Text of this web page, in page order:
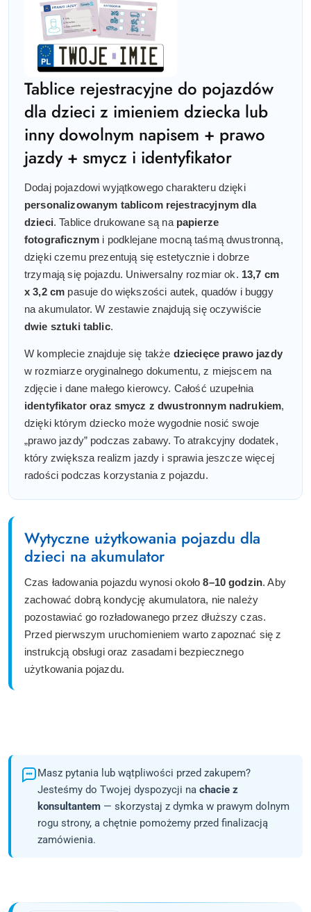
Tablice rejestracyjne do pojazdów
dla dzieci z imieniem dziecka lub
inny dowolnym napisem + prawo
jazdy + smycz i identyfikator
Dodaj pojazdowi wyjątkowego charakteru dzięki
personalizowanym tablicom rejestracyjnym dla
dzieci. Tablice drukowane są na papierze
fotograficznym i podklejane mocną taśmą dwustronną,
dzięki czemu prezentują się estetycznie i dobrze
trzymają się pojazdu. Uniwersalny rozmiar ok. 13,7 cm
x 3,2 cm pasuje do większości autek, quadów i buggy
na akumulator. W zestawie znajdują się oczywiście
dwie sztuki tablic.
W komplecie znajduje się także dziecięce prawo jazdy
w rozmiarze oryginalnego dokumentu, z miejscem na
zdjęcie i dane małego kierowcy. Całość uzupełnia
identyfikator oraz smycz z dwustronnym nadrukiem,
dzięki którym dziecko może wygodnie nosić swoje
„prawo jazdy” podczas zabawy. To atrakcyjny dodatek,
który zwiększa realizm jazdy i sprawia jeszcze więcej
radości podczas korzystania z pojazdu.
Wytyczne użytkowania pojazdu dla
dzieci na akumulator
Czas ładowania pojazdu wynosi około8–10 godzin. Aby
zachować dobrą kondycję akumulatora, nie należy
pozostawiać go rozładowanego przez dłuższy czas.
Przed pierwszym uruchomieniem warto zapoznać się z
instrukcją obsługi oraz zasadami bezpiecznego
użytkowania pojazdu.
Masz pytania lub wątpliwości przed zakupem?
Jesteśmy do Twojej dyspozycji na chacie z
konsultantem — skorzystaj z dymka w prawym dolnym
rogu strony, a chętnie pomożemy przed finalizacją
zamówienia.